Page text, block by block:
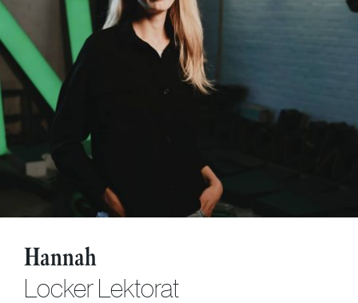
Hannah
Locker Lektorat